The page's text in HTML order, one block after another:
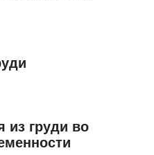
из груди во